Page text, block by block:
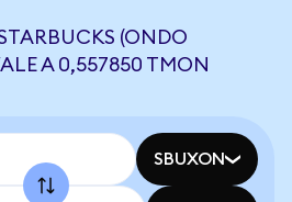
(ONDO
A 0,557850 TMON
SBUXON